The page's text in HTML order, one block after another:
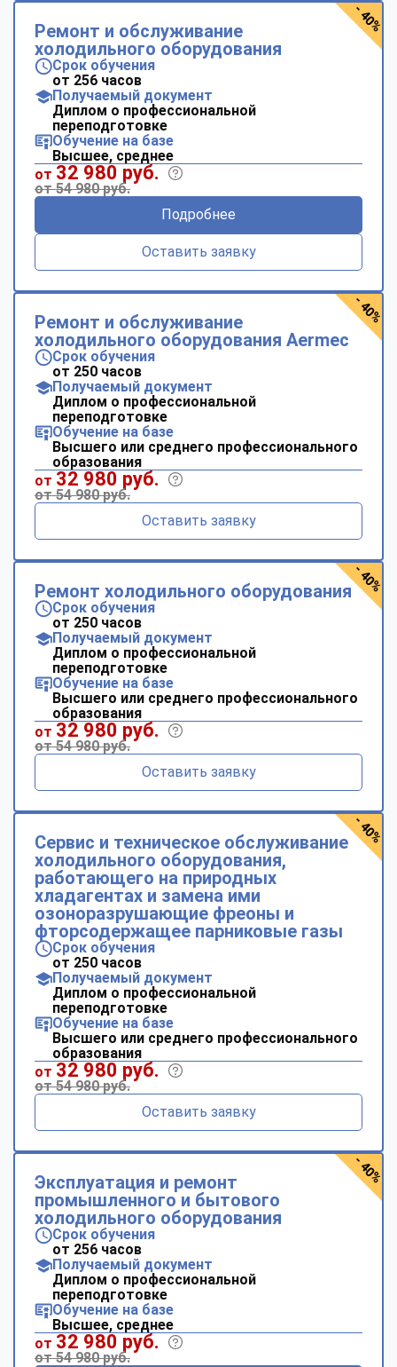
Ремонт и обслуживание
холодильного оборудования
Срок обучения
от 256 часов
Получаемый документ
Диплом о профессиональной
переподготовке
Обучение на базе
Высшее, среднее
от 32 980 руб.
от 54 980 руб.
Подробнее
Оставить заявку
- 40%
Ремонт и обслуживание
холодильного оборудования Aermec
Срок обучения
от 250 часов
Получаемый документ
Диплом о профессиональной
переподготовке
Обучение на базе
Высшего или среднего профессионального
образования
от 32 980 руб.
от 54 980 руб.
Оставить заявку
- 40%
Ремонт холодильного оборудования
Срок обучения
от 250 часов
Получаемый документ
Диплом о профессиональной
переподготовке
Обучение на базе
Высшего или среднего профессионального
образования
от 32 980 руб.
от 54 980 руб.
Оставить заявку
- 40%
Сервис и техническое обслуживание
холодильного оборудования,
работающего на природных
хладагентах и замена ими
озоноразрушающие фреоны и
фторсодержащее парниковые газы
Срок обучения
от 250 часов
Получаемый документ
Диплом о профессиональной
переподготовке
Обучение на базе
Высшего или среднего профессионального
образования
от 32 980 руб.
от 54 980 руб.
Оставить заявку
- 40%
Эксплуатация и ремонт
промышленного и бытового
холодильного оборудования
Срок обучения
от 256 часов
Получаемый документ
Диплом о профессиональной
переподготовке
Обучение на базе
Высшее, среднее
от 32 980 руб.
от 54 980 руб.
- 40%